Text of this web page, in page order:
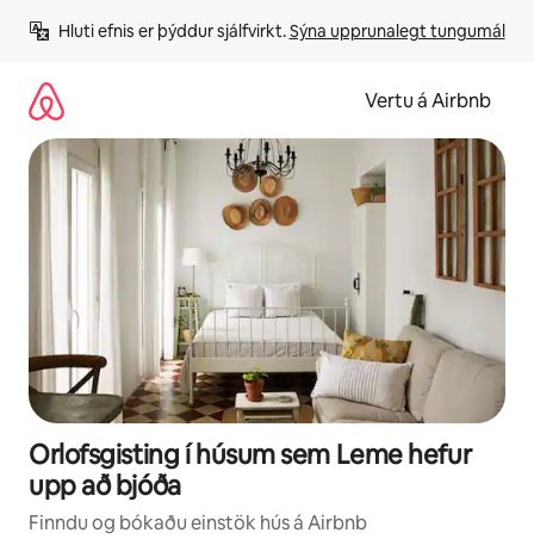
beint
Hluti efnis er þýddur sjálfvirkt. Sýna upprunalegt tungumál
Vertu á Airbnb
Orlofsgisting í húsum sem Leme hefur
upp að bjóða
Finndu og bókaðu einstök hús á Airbnb